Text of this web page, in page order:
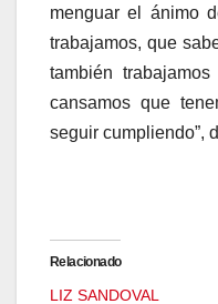
menguar el ánimo
trabajamos, que
también
cansamos que
seguir cumpliendo”,
Relacionado
LIZ SANDOVAL